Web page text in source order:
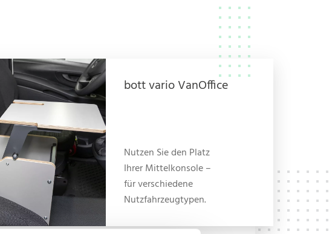
bott vario VanOffice
Nutzen Sie den Platz
Ihrer Mittelkonsole –
für verschiedene
Nutzfahrzeugtypen.